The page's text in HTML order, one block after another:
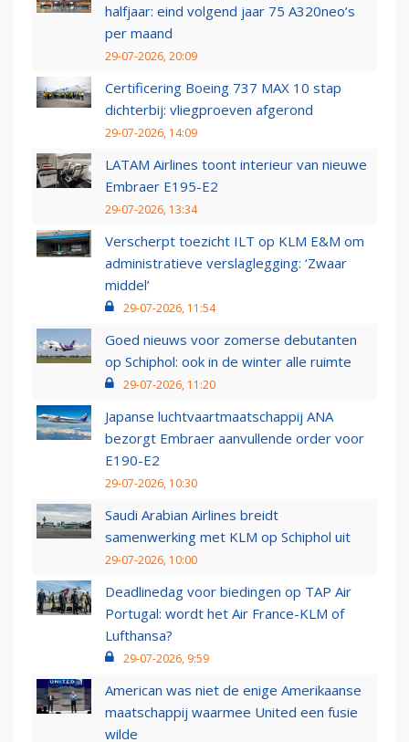
halfjaar: eind volgend jaar 75 A320neo’s
per maand
29-07-2026, 20:09
Certificering Boeing 737 MAX 10 stap
dichterbij: vliegproeven afgerond
29-07-2026, 14:09
LATAM Airlines toont interieur van nieuwe
Embraer E195-E2
29-07-2026, 13:34
Verscherpt toezicht ILT op KLM E&M om
administratieve verslaglegging: ‘Zwaar
middel’
29-07-2026, 11:54
Goed nieuws voor zomerse debutanten
op Schiphol: ook in de winter alle ruimte
29-07-2026, 11:20
Japanse luchtvaartmaatschappij ANA
bezorgt Embraer aanvullende order voor
E190-E2
29-07-2026, 10:30
Saudi Arabian Airlines breidt
samenwerking met KLM op Schiphol uit
29-07-2026, 10:00
Deadlinedag voor biedingen op TAP Air
Portugal: wordt het Air France-KLM of
Lufthansa?
29-07-2026, 9:59
American was niet de enige Amerikaanse
maatschappij waarmee United een fusie
wilde